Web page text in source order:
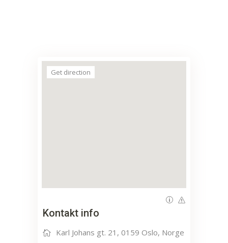
Get direction
Kontakt info
Karl Johans gt. 21, 0159 Oslo, Norge